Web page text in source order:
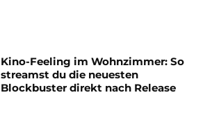
Kino-Feeling im Wohnzimmer: So
streamst du die neuesten
Blockbuster direkt nach Release